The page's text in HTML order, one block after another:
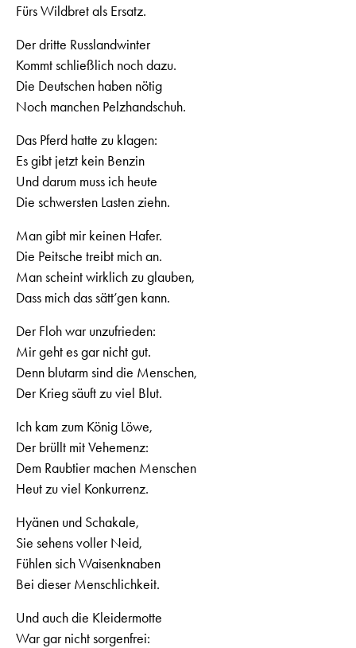
Fürs Wildbret als Ersatz.
Der dritte Russlandwinter
Kommt schließlich noch dazu.
Die Deutschen haben nötig
Noch manchen Pelzhandschuh.
Das Pferd hatte zu klagen:
Es gibt jetzt kein Benzin
Und darum muss ich heute
Die schwersten Lasten ziehn.
Man gibt mir keinen Hafer.
Die Peitsche treibt mich an.
Man scheint wirklich zu glauben,
Dass mich das sätt’gen kann.
Der Floh war unzufrieden:
Mir geht es gar nicht gut.
Denn blutarm sind die Menschen,
Der Krieg säuft zu viel Blut.
Ich kam zum König Löwe,
Der brüllt mit Vehemenz:
Dem Raubtier machen Menschen
Heut zu viel Konkurrenz.
Hyänen und Schakale,
Sie sehens voller Neid,
Fühlen sich Waisenknaben
Bei dieser Menschlichkeit.
Und auch die Kleidermotte
War gar nicht sorgenfrei: